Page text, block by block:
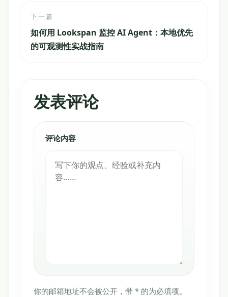
下一篇
如何用 Lookspan 监控 AI Agent：本地优先
的可观测性实战指南
发表评论
你的邮箱地址不会被公开，带 * 的为必填项。
评论内容